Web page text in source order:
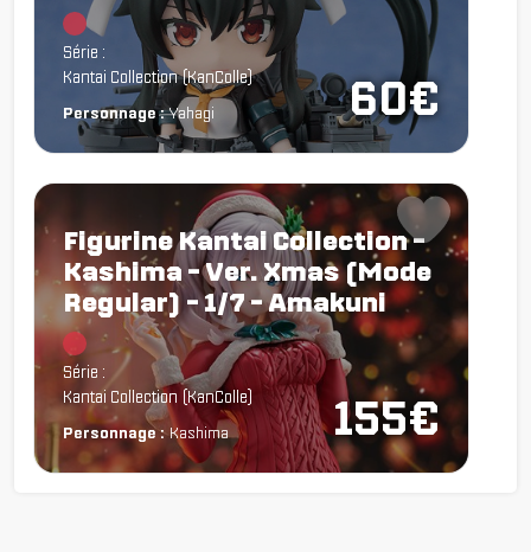
60€
Chargement...
Série :
Kantai Collection (KanColle)
Personnage : Yahagi
155€
Figurine Kantai Collection -
Kashima - Ver. Xmas (Mode
Regular) - 1/7 - Amakuni
Chargement...
Série :
Kantai Collection (KanColle)
Personnage : Kashima